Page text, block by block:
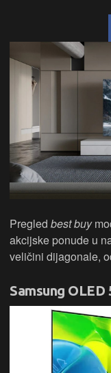
Pregled best buy
akcijske ponude u
veličini dijagonale,
Samsung OLED